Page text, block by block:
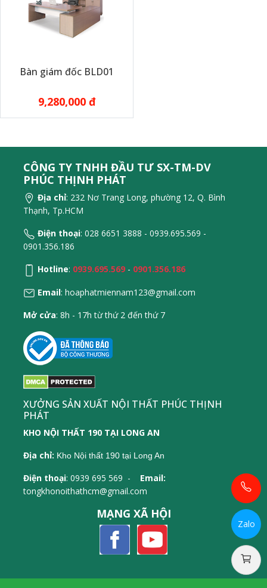
Bàn giám đốc BLD01
9,280,000 đ
CÔNG TY TNHH ĐẦU TƯ SX-TM-DV
PHÚC THỊNH PHÁT
Địa chỉ: 232 Nơ Trang Long, phường 12, Q. Bình
Thạnh, Tp.HCM
Điện thoại: 028 6651 3888 - 0939.695.569 -
0901.356.186
Hotline: 0939.695.569 - 0901.356.186
Email: hoaphatmiennam123@gmail.com
Mở cửa: 8h - 17h từ thứ 2 đến thứ 7
XƯỞNG SẢN XUẤT NỘI THẤT PHÚC THỊNH
PHÁT
KHO NỘI THẤT 190 TẠI LONG AN
Địa chỉ: Kho Nội thất 190 tại Long An
Điện thoại: 0939 695 569 - Email:
tongkhonoithathcm@gmail.com
MẠNG XÃ HỘI
Zalo